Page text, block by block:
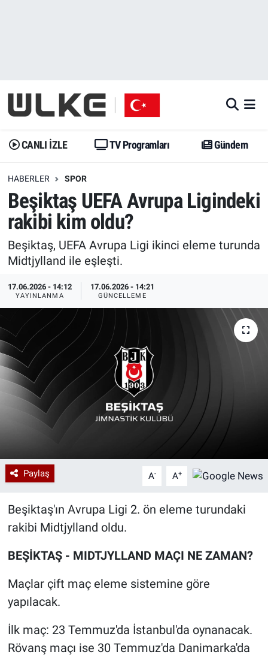
CANLI İZLE TV Programları Gündem
HABERLER SPOR
Beşiktaş UEFA Avrupa Ligindeki
rakibi kim oldu?
Beşiktaş, UEFA Avrupa Ligi ikinci eleme turunda
Midtjylland ile eşleşti.
17.06.2026 - 14:12
YAYINLANMA
17.06.2026 - 14:21
GÜNCELLEME
Paylaş A- A+
Beşiktaş'ın Avrupa Ligi 2. ön eleme turundaki
rakibi Midtjylland oldu.
BEŞİKTAŞ - MIDTJYLLAND MAÇI NE ZAMAN?
Maçlar çift maç eleme sistemine göre
yapılacak.
İlk maç: 23 Temmuz'da İstanbul'da oynanacak.
Rövanş maçı ise 30 Temmuz'da Danimarka'da
Gündem
Dünya
Erişim Bilgileri
Ekonomi
Trend
Özel Haberler
Yazarlar
Gündem
Trend
Erişim Bilgileri
Spor
Ekonomi
Dünya
Medya
Özel Haberler
Kadın
Erişim Bilgileri
Teknoloji
Ramazan
İstanbul Namaz Vakitleri
Trafik Durumu
Erişim Bilgileri
Tüm Manşetler
Son Dakika Haberleri
Haber Arşivi